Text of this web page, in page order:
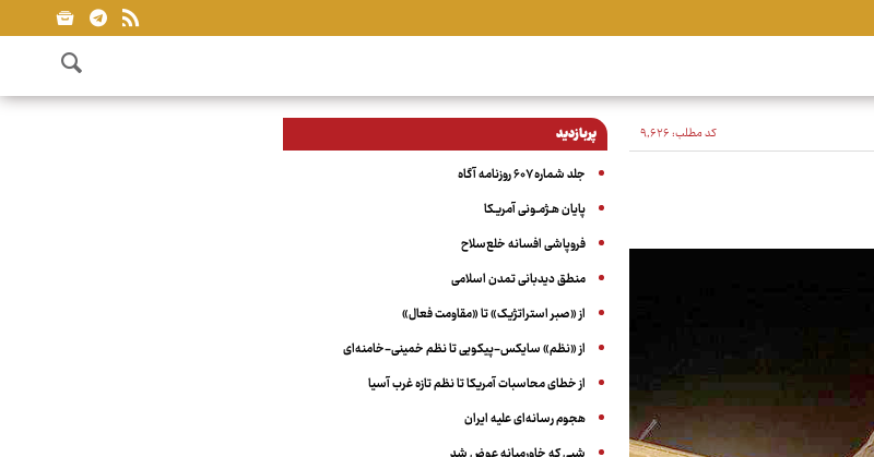
کد مطلب:۹٬۶۲۶
پربازدید
جلد شماره ۶۰۷ روزنامه آگاه
پایان هـژمـونی آمریـکا
فروپاشی افسانه خلع‌سلاح
منطق دیدبانی تمدن اسلامی
از «صبر استراتژیک» تا «مقاومت فعال»
از «نظم» سایکس-پیکویی تا نظم خمینی-خامنه‌ای
از خطای محاسبات آمریکا تا نظم تازه غرب آسیا
هجوم رسانه‌ای علیه ایران